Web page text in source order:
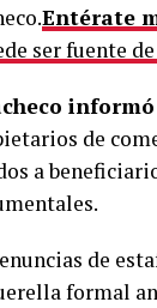
Entérate
ser fuente
de
a
de
formal